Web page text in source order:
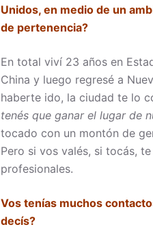
Unidos, en medio de un
de pertenencia?
En total viví 23 años en
China y luego regresé a
haberte ido, la ciudad te lo
tenés que ganar el lugar de
tocado con un montón de
Pero si vos valés, si tocás,
profesionales.
Vos tenías muchos
decís?